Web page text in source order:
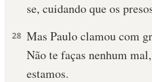
se, cuidando que os
28 Mas Paulo clamou com
Não te faças nenhum
estamos.